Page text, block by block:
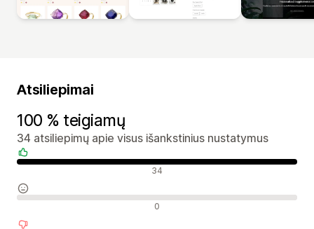
Atsiliepimai
100 % teigiamų
34 atsiliepimų apie visus išankstinius nustatymus
Teigiami atsiliepimai 34
Neutralūs atsiliepimai 0